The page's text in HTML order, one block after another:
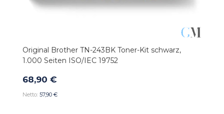
Original Brother TN-243BK Toner-Kit schwarz,
1.000 Seiten ISO/IEC 19752
68,90 €
57,90 €